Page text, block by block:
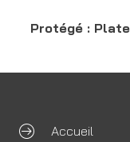
Protégé :
Accueil